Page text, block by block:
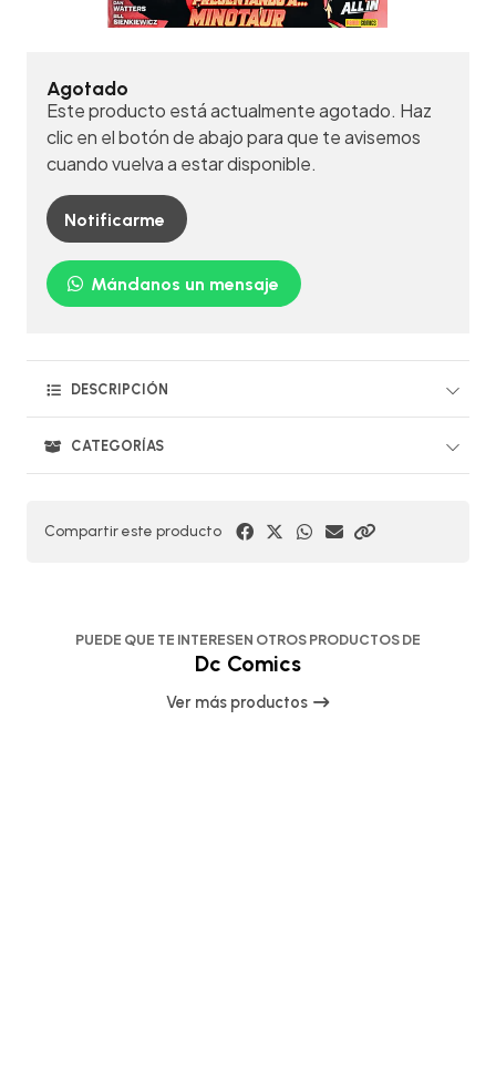
Agotado
Este producto está actualmente agotado. Haz
clic en el botón de abajo para que te avisemos
cuando vuelva a estar disponible.
Notificarme
Mándanos un mensaje
DESCRIPCIÓN
CATEGORÍAS
Compartir este producto
PUEDE QUE TE INTERESEN OTROS PRODUCTOS DE
Dc Comics
Ver más productos